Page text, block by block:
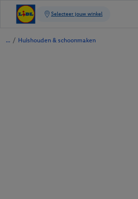
/ Huishouden & schoonmaken